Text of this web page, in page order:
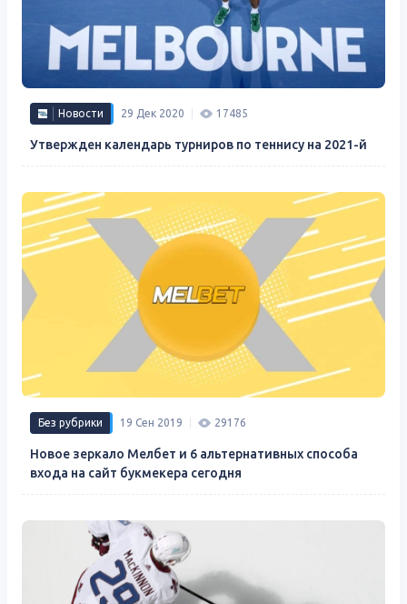
Новости 29 Дек 2020 17485
Утвержден календарь турниров по теннису на 2021-й
Без рубрики 19 Сен 2019 29176
Новое зеркало Мелбет и 6 альтернативных способа
входа на сайт букмекера сегодня